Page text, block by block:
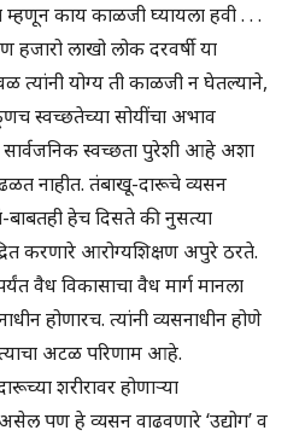
काय काळजी घ्यायला हवी . . .
लाखो लोक दरवर्षी या
त्यांनी योग्य ती काळजी न घेतल्याने,
स्वच्छतेच्या सोयींचा अभाव
स्वच्छता पुरेशी आहे अशा
नाहीत. तंबाखू-दारूचे व्यसन
बाबतही हेच दिसते की नुसत्या
करणारे आरोग्यशिक्षण अपुरे ठरते.
वैध विकासाचा वैध मार्ग मानला
होणारच. त्यांनी व्यसनाधीन होणे
अटळ परिणाम आहे.
शरीरावर होणाऱ्या
पण हे व्यसन वाढवणारे ‘उद्योग’ व